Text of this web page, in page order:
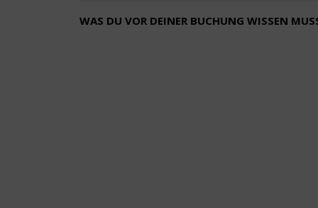
WAS DU VOR DEINER BUCHUNG WISSEN